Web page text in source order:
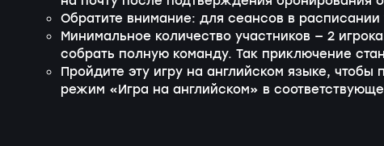
Обратите внимание: для сеансов в
Минимальное количество участников — 2
собрать полную команду. Так приключение
Пройдите эту игру на английском языке,
режим «Игра на английском» в